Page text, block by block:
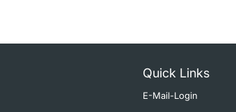
Quick Links
E-Mail-Login